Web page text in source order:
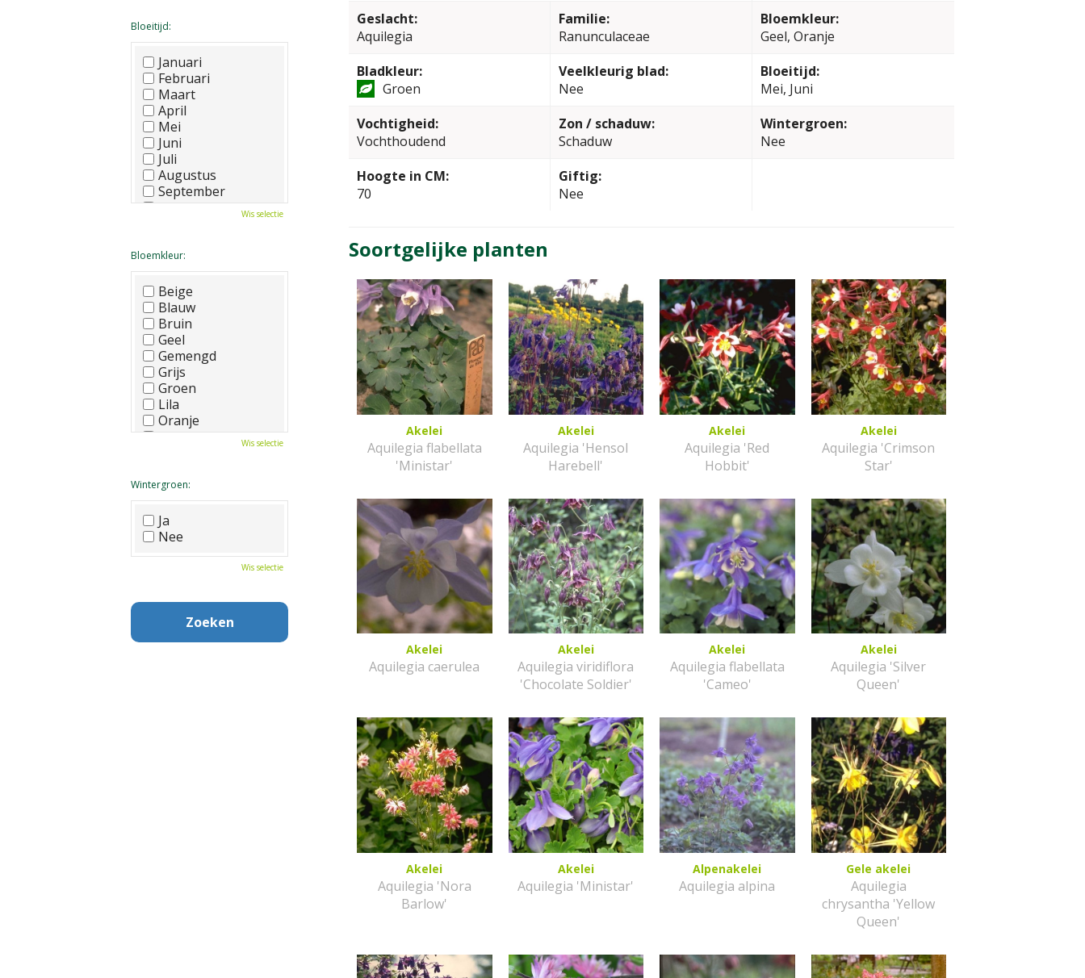
Geslacht:
Aquilegia
Familie:
Ranunculaceae
Bloemkleur:
Geel, Oranje
Bladkleur:
Groen
Veelkleurig blad:
Nee
Bloeitijd:
Mei, Juni
Vochtigheid:
Vochthoudend
Zon / schaduw:
Schaduw
Wintergroen:
Nee
Hoogte in CM:
70
Giftig:
Nee
Soortgelijke planten
Akelei
Aquilegia flabellata
'Ministar'
Akelei
Aquilegia 'Hensol
Harebell'
Akelei
Aquilegia 'Red
Hobbit'
Akelei
Aquilegia 'Crimson
Star'
Akelei
Aquilegia caerulea
Akelei
Aquilegia viridiflora
'Chocolate Soldier'
Akelei
Aquilegia flabellata
'Cameo'
Akelei
Aquilegia 'Silver
Queen'
Akelei
Aquilegia 'Nora
Barlow'
Akelei
Aquilegia 'Ministar'
Alpenakelei
Aquilegia alpina
Gele akelei
Aquilegia
chrysantha 'Yellow
Queen'
Bloeitijd:
Januari
Februari
Maart
April
Mei
Juni
Juli
Augustus
September
Oktober
Wis selectie
Bloemkleur:
Beige
Blauw
Bruin
Geel
Gemengd
Grijs
Groen
Lila
Oranje
Paars
Wit
Zwart
Wis selectie
Wintergroen:
Ja
Nee
Wis selectie